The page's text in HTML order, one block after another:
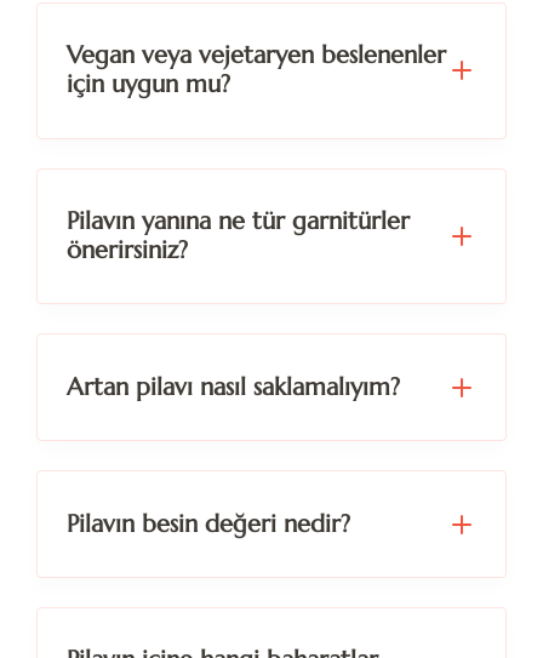
Vegan veya vejetaryen beslenenler
için uygun mu?
Pilavın yanına ne tür garnitürler
önerirsiniz?
Yoğurt cacık
zeytinyağlı mezelerle
Artan pilavı nasıl saklamalıyım?
Pilavın besin değeri nedir?